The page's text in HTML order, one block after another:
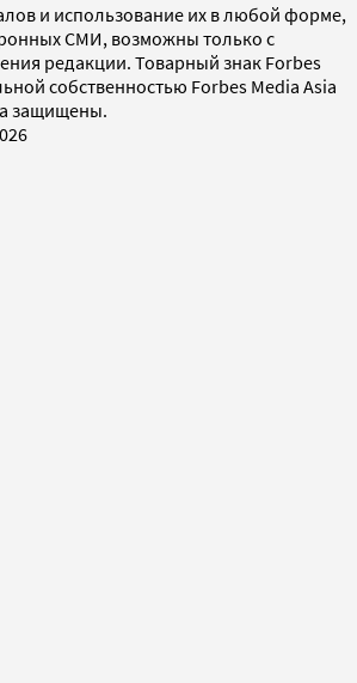
и использование их в любой форме,
СМИ, возможны только с
редакции. Товарный знак Forbes
собственностью Forbes Media Asia
защищены.